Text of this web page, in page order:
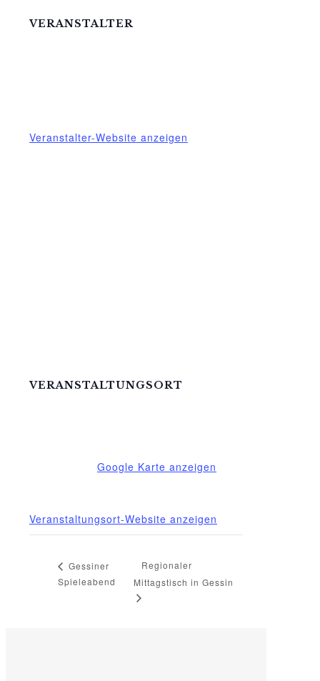
VERANSTALTER
Veranstalter-Website anzeigen
VERANSTALTUNGSORT
Google Karte anzeigen
Veranstaltungsort-Website anzeigen
Gessiner
Spieleabend
Regionaler
Mittagstisch in Gessin